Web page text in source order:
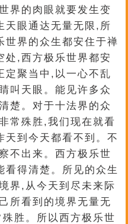
界的肉眼就要发生变
天眼通达无量无限,所
世界的众生都安住于禅
处,西方极乐世界都安
定聚当中,以一心不乱
叫天眼。能见许多众
楚。对于十法界的众
常殊胜,我们现在就看
天到今天都看不到。不
不出来。西方极乐世
看得清楚。所见的众生
界,从今天到尽未来际
所看到的境界无量无
胜。所以西方极乐世